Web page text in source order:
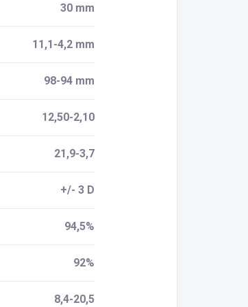
30 mm
11,1-4,2 mm
98-94 mm
12,50-2,10
21,9-3,7
+/- 3 D
94,5%
92%
8,4-20,5